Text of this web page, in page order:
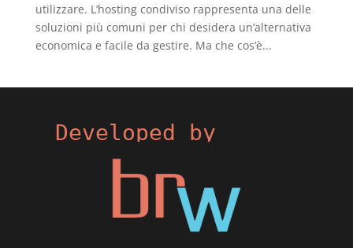
utilizzare. L’hosting condiviso rappresenta una delle
soluzioni più comuni per chi desidera un’alternativa
economica e facile da gestire. Ma che cos’è...
Developed by